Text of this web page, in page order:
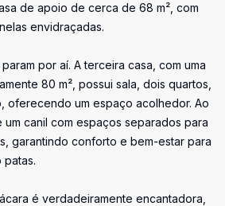
de apoio de cerca de 68 m², com
envidraçadas.
por aí. A terceira casa, com uma
80 m², possui sala, dois quartos,
oferecendo um espaço acolhedor. Ao
canil com espaços separados para
garantindo conforto e bem-estar para
patas.
é verdadeiramente encantadora,